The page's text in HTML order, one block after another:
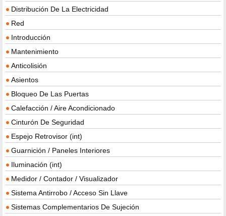
Distribución De La Electricidad
Red
Introducción
Mantenimiento
Anticolisión
Asientos
Bloqueo De Las Puertas
Calefacción / Aire Acondicionado
Cinturón De Seguridad
Espejo Retrovisor (int)
Guarnición / Paneles Interiores
Iluminación (int)
Medidor / Contador / Visualizador
Sistema Antirrobo / Acceso Sin Llave
Sistemas Complementarios De Sujeción